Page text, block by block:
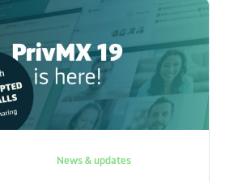
News & updates